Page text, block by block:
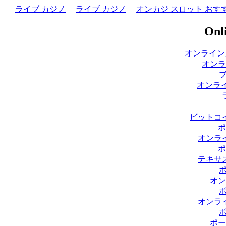
ライブ カジノ ライブ カジノ オンカジ スロット おす
オンライ
オン
オンラ
ビットコ
オンラ
テキサ
オ
オンラ
ポ